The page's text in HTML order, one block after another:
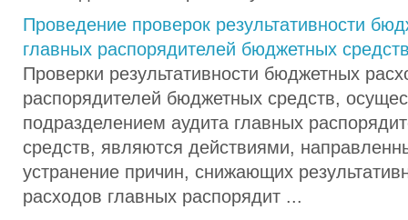
Проведение проверок результативности
главных распорядителей бюджетных
Проверки результативности бюджетных
распорядителей бюджетных средств,
подразделением аудита главных
средств, являются действиями,
устранение причин, снижающих
расходов главных распорядит ...